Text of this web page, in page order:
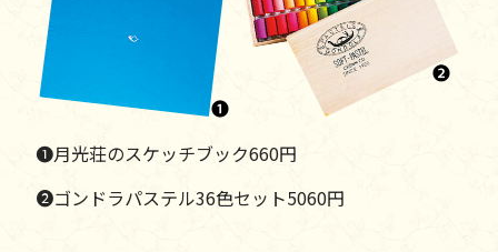
❶月光荘のスケッチブック660円
❷ゴンドラパステル36色セット5060円